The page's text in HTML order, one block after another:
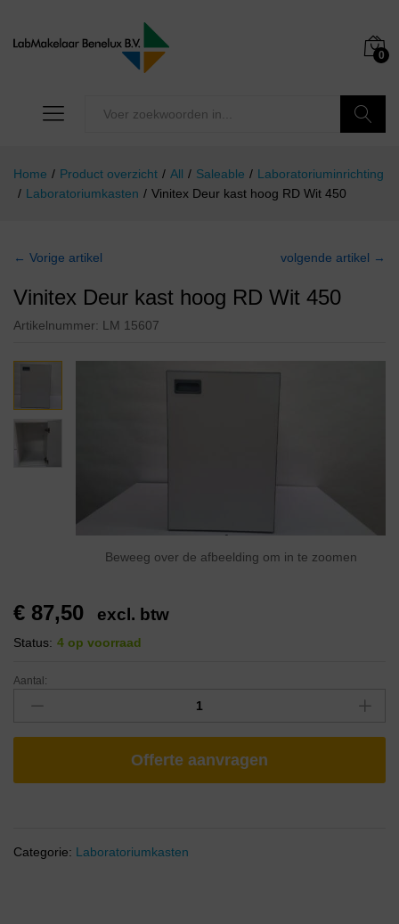
0
Home / Product overzicht / All / Saleable / Laboratoriuminrichting
/ Laboratoriumkasten / Vinitex Deur kast hoog RD Wit 450
← Vorige artikel volgende artikel →
Vinitex Deur kast hoog RD Wit 450
Artikelnummer: LM 15607
Beweeg over de afbeelding om in te zoomen
€ 87,50 excl. btw
Status: 4 op voorraad
Aantal:
Offerte aanvragen
Categorie: Laboratoriumkasten